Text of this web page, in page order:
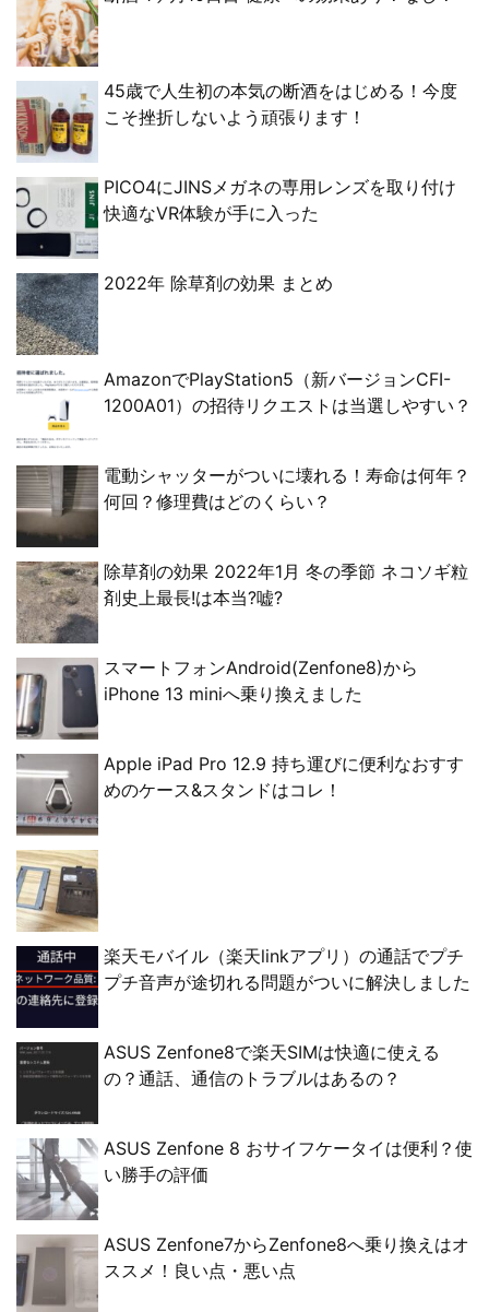
45歳で人生初の本気の断酒をはじめる！今度
こそ挫折しないよう頑張ります！
PICO4にJINSメガネの専用レンズを取り付け
快適なVR体験が手に入った
2022年 除草剤の効果 まとめ
AmazonでPlayStation5（新バージョンCFI-
1200A01）の招待リクエストは当選しやすい？
電動シャッターがついに壊れる！寿命は何年？
何回？修理費はどのくらい？
除草剤の効果 2022年1月 冬の季節 ネコソギ粒
剤史上最長!は本当?嘘?
スマートフォンAndroid(Zenfone8)から
iPhone 13 miniへ乗り換えました
Apple iPad Pro 12.9 持ち運びに便利なおすす
めのケース&スタンドはコレ！
楽天モバイル（楽天linkアプリ）の通話でプチ
プチ音声が途切れる問題がついに解決しました
ASUS Zenfone8で楽天SIMは快適に使える
の？通話、通信のトラブルはあるの？
ASUS Zenfone 8 おサイフケータイは便利？使
い勝手の評価
ASUS Zenfone7からZenfone8へ乗り換えはオ
ススメ！良い点・悪い点